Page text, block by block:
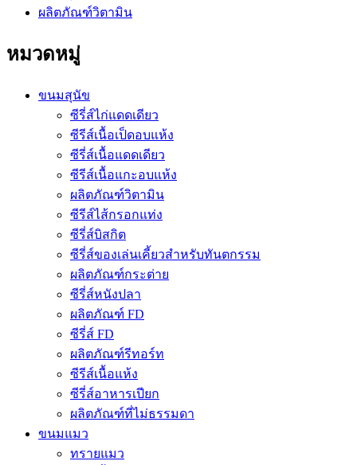
ผลิตภัณฑ์วิตามิน
หมวดหมู่
ขนมสุนัข
ซีรี่ส์ไก่แดดเดียว
ซีรีส์เนื้อเป็ดอบแห้ง
ซีรี่ส์เนื้อแดดเดียว
ซีรีส์เนื้อแกะอบแห้ง
ผลิตภัณฑ์วิตามิน
ซีรีส์ไส้กรอกแท่ง
ซีรี่ส์บิสกิต
ซีรี่ส์ของเล่นเคี้ยวสำหรับทันตกรรม
ผลิตภัณฑ์กระต่าย
ซีรี่ส์หนังปลา
ผลิตภัณฑ์ FD
ซีรี่ส์ FD
ผลิตภัณฑ์รีทอร์ท
ซีรีส์เนื้อแห้ง
ซีรี่ส์อาหารเปียก
ผลิตภัณฑ์ที่ไม่ธรรมดา
ขนมแมว
ทรายแมว